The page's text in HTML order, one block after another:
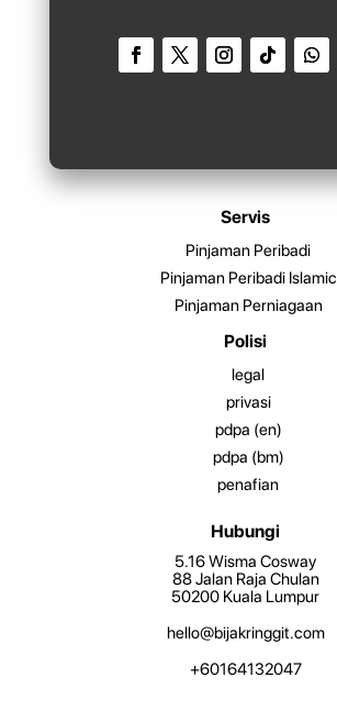
Servis
Pinjaman Peribadi
Pinjaman Peribadi Islamic
Pinjaman Perniagaan
Polisi
legal
privasi
pdpa (en)
pdpa (bm)
penafian
Hubungi
5.16 Wisma Cosway
88 Jalan Raja Chulan
50200 Kuala Lumpur
hello@bijakringgit.com
+60164132047